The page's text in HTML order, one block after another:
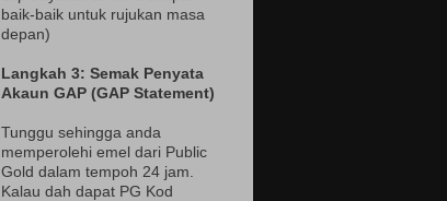
baik-baik untuk rujukan masa
depan)
Langkah 3: Semak Penyata
Akaun GAP (GAP Statement)
Tunggu sehingga anda
memperolehi emel dari Public
Gold dalam tempoh 24 jam.
Kalau dah dapat PG Kod